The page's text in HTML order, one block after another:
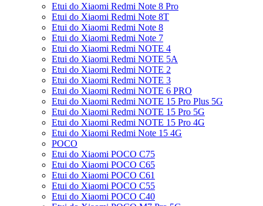
Etui do Xiaomi Redmi Note 8 Pro
Etui do Xiaomi Redmi Note 8T
Etui do Xiaomi Redmi Note 8
Etui do Xiaomi Redmi Note 7
Etui do Xiaomi Redmi NOTE 4
Etui do Xiaomi Redmi NOTE 5A
Etui do Xiaomi Redmi NOTE 2
Etui do Xiaomi Redmi NOTE 3
Etui do Xiaomi Redmi NOTE 6 PRO
Etui do Xiaomi Redmi NOTE 15 Pro Plus 5G
Etui do Xiaomi Redmi NOTE 15 Pro 5G
Etui do Xiaomi Redmi NOTE 15 Pro 4G
Etui do Xiaomi Redmi Note 15 4G
POCO
Etui do Xiaomi POCO C75
Etui do Xiaomi POCO C65
Etui do Xiaomi POCO C61
Etui do Xiaomi POCO C55
Etui do Xiaomi POCO C40